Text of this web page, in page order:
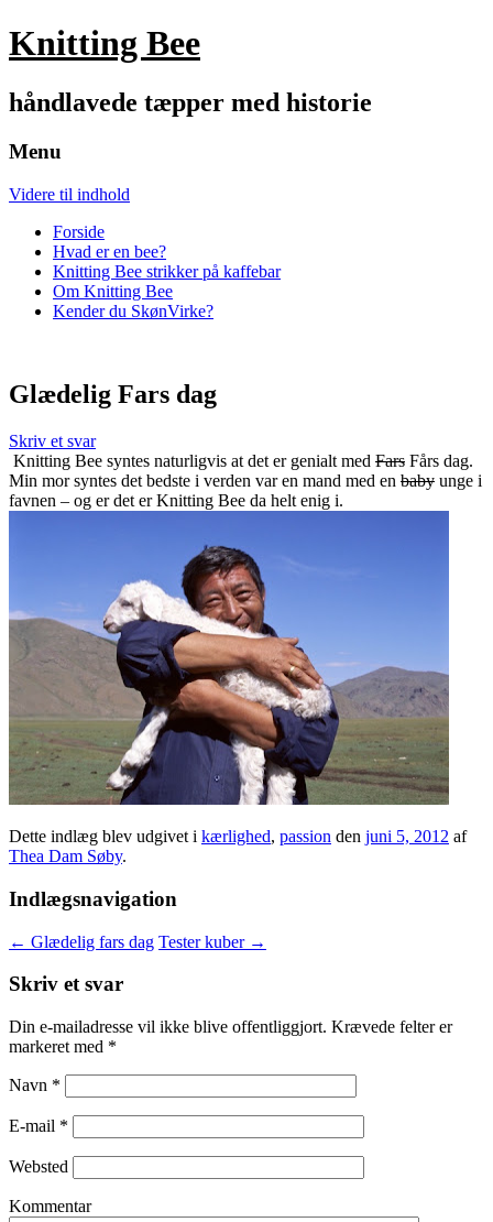
Knitting Bee
håndlavede tæpper med historie
Menu
Videre til indhold
Forside
Hvad er en bee?
Knitting Bee strikker på kaffebar
Om Knitting Bee
Kender du SkønVirke?
Glædelig Fars dag
Skriv et svar
Knitting Bee syntes naturligvis at det er genialt med Fars Fårs dag.
Min mor syntes det bedste i verden var en mand med en baby unge i
favnen – og er det er Knitting Bee da helt enig i.
Dette indlæg blev udgivet i kærlighed, passion den juni 5, 2012 af
Thea Dam Søby.
Indlægsnavigation
← Glædelig fars dag Tester kuber →
Skriv et svar
Din e-mailadresse vil ikke blive offentliggjort. Krævede felter er
markeret med *
Navn *
E-mail *
Websted
Kommentar